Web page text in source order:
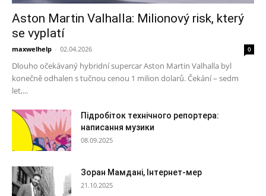
Aston Martin Valhalla: Milionový risk, který
se vyplatí
maxwelhelp - 02.04.2026 0
Dlouho očekávaný hybridní supercar Aston Martin Valhalla byl
konečně odhalen s tučnou cenou 1 milion dolarů. Čekání – sedm
let,...
Підробіток технічного репортера:
написання музики
08.09.2025
Зоран Мамдані, Інтернет-мер
21.10.2025